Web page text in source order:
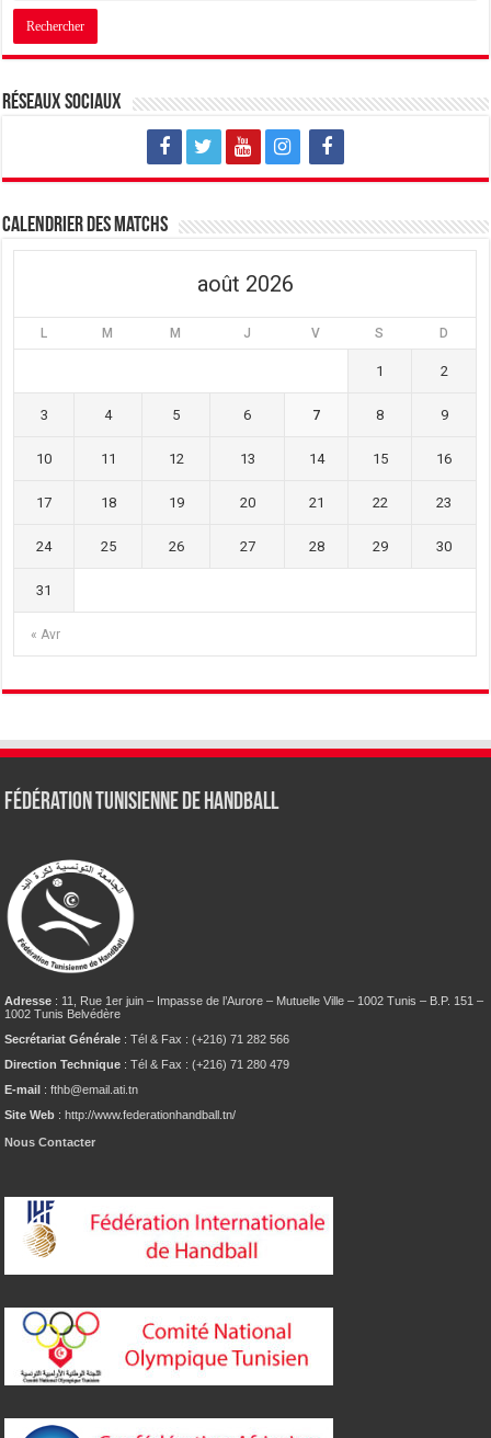
Réseaux sociaux
Calendrier des matchs
août 2026
L M M J V S D
« Avr
1 2
3 4 5 6 7 8 9
10 11 12 13 14 15 16
17 18 19 20 21 22 23
24 25 26 27 28 29 30
31
Fédération tunisienne de Handball
Adresse : 11, Rue 1er juin – Impasse de l’Aurore – Mutuelle Ville – 1002 Tunis – B.P. 151 –
1002 Tunis Belvédère
Secrétariat Générale : Tél & Fax : (+216) 71 282 566
Direction Technique : Tél & Fax : (+216) 71 280 479
E-mail : fthb@email.ati.tn
Site Web : http://www.federationhandball.tn/
Nous Contacter